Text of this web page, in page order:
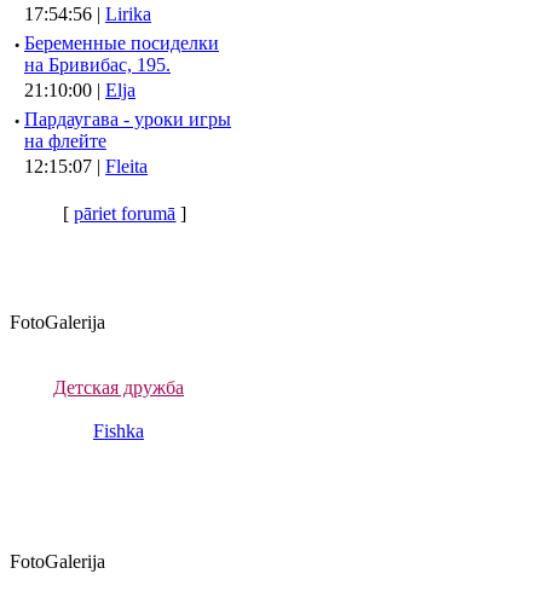
17:54:56 | Lirika
· Беременные посиделки
на Бривибас, 195.
21:10:00 | Elja
· Пардаугава - уроки игры
на флейте
12:15:07 | Fleita
[pāriet forumā ]
FotoGalerija
Детская дружба
Fishka
FotoGalerija